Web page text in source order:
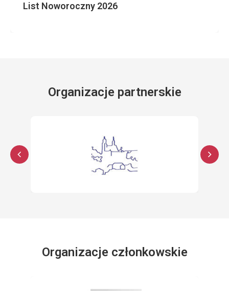
List Noworoczny 2026
Organizacje partnerskie
Organizacje członkowskie